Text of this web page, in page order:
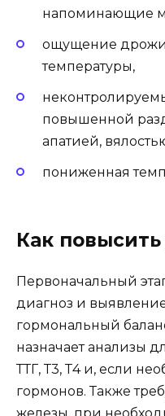
напоминающие
ощущение
температуры,
повышенной
апатией,
пониженная
Как
Первоначальный
диагноз и
гормональный
назначает анализы
ТТГ, Т3, Т4 и, если
гормонов. Также